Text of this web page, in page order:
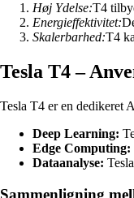
Høj Ydelse:T4
Energieffektivitet:
Skalerbarhed:T4
Tesla T4 –
Tesla T4 er en dedikeret
Deep Learning:
Edge Computing:
Dataanalyse:
Sammenligning